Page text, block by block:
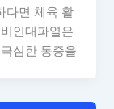
다면 체육 활
인대파열은
심한 통증을